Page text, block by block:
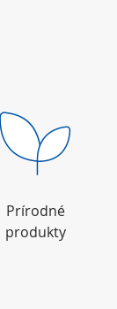
Prírodné
produkty